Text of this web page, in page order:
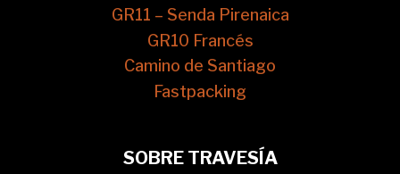
GR11 – Senda Pirenaica
GR10 Francés
Camino de Santiago
Fastpacking
SOBRE TRAVESÍA